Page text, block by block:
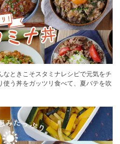
ときこそスタミナレシピで元気をチ
う丼をガッツリ食べて、夏バテを吹